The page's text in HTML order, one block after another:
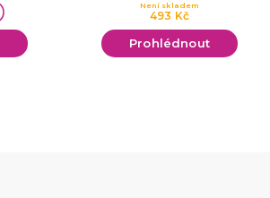
493 Kč
Není skladem
Prohlédnout